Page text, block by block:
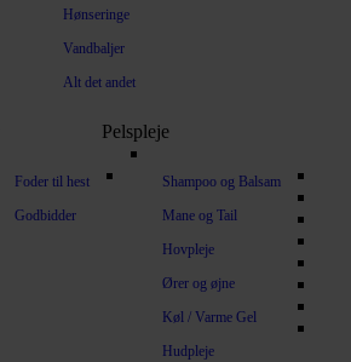
Hønseringe
Vandbaljer
Alt det andet
Foder til hest
Godbidder
Pelspleje
Shampoo og Balsam
Mane og Tail
Hovpleje
Ører og øjne
Køl / Varme Gel
Hudpleje